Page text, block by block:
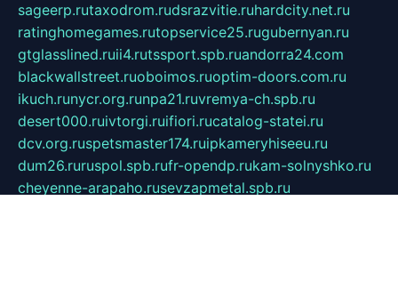
sageerp.rutaxodrom.rudsrazvitie.ruhardcity.net.ru
ratinghomegames.rutopservice25.rugubernyan.ru
gtglasslined.ruii4.rutssport.spb.ruandorra24.com
blackwallstreet.ruoboimos.ruoptim-doors.com.ru
ikuch.runycr.org.runpa21.ruvremya-ch.spb.ru
desert000.ruivtorgi.ruifiori.rucatalog-statei.ru
dcv.org.ruspetsmaster174.ruipkameryhiseeu.ru
dum26.ruruspol.spb.rufr-opendp.rukam-solnyshko.ru
cheyenne-arapaho.rusevzapmetal.spb.ru